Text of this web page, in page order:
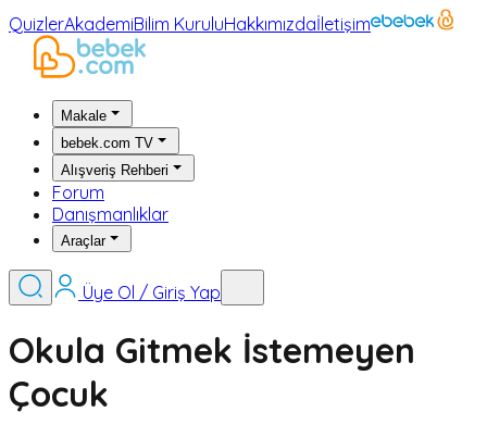
QuizlerAkademiBilim KuruluHakkımızdaİletişim
Makale
bebek.com TV
Alışveriş Rehberi
Forum
Danışmanlıklar
Araçlar
Üye Ol / Giriş Yap
Okula Gitmek İstemeyen
Çocuk